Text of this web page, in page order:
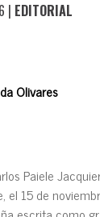
| EDITORIAL
Olivares
Paiele
el 15 de